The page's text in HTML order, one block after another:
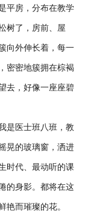
平房，分布在教学
树了，房前、屋
向外伸长着，每一
密密地簇拥在棕褐
去，好像一座座碧
医士班八班，教
晃的玻璃窗，洒进
时代、最动听的课
的身影。都将在这
艳而璀璨的花。